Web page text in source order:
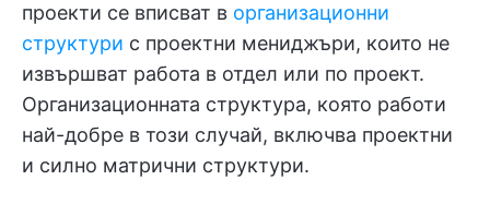
проекти се вписват в организационни
структури с проектни мениджъри, които не
извършват работа в отдел или по проект.
Организационната структура, която работи
най-добре в този случай, включва проектни
и силно матрични структури.